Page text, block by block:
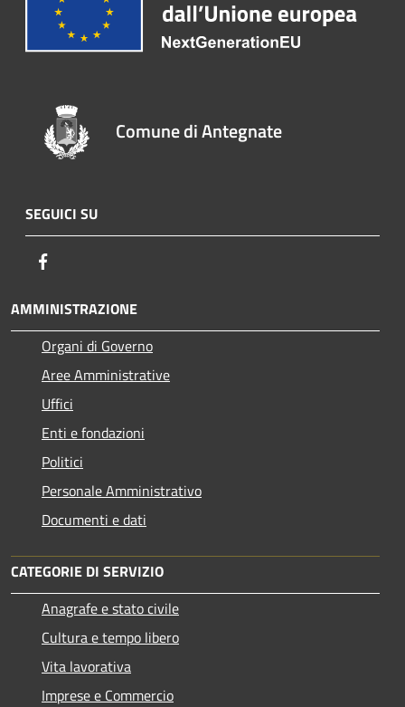
Comune di Antegnate
SEGUICI SU
AMMINISTRAZIONE
Organi di Governo
Aree Amministrative
Uffici
Enti e fondazioni
Politici
Personale Amministrativo
Documenti e dati
CATEGORIE DI SERVIZIO
Anagrafe e stato civile
Cultura e tempo libero
Vita lavorativa
Imprese e Commercio